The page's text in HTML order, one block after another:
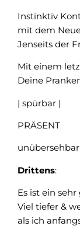
Instinktiv
mit dem
Jenseits der
Mit einem
Deine
| spürbar |
PRÄSENT
Drittens:
Es ist ein
Viel tiefer &
als ich